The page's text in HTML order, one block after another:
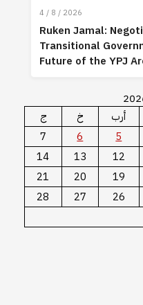
4 / 8 / 2026
Ruken Jamal:
Transitional
Future of the YPJ
أرب خ
ج
5
6
7
12
13
14
19
20
21
26
27
28